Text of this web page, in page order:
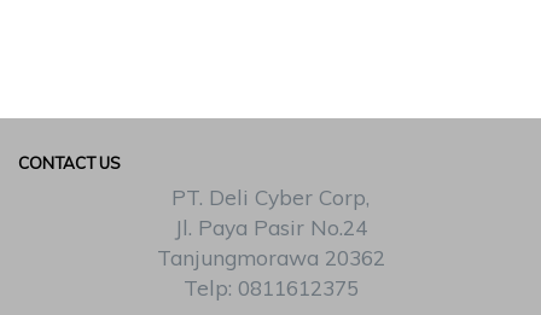
CONTACT US
PT. Deli Cyber Corp,
Jl. Paya Pasir No.24
Tanjungmorawa 20362
Telp: 0811612375